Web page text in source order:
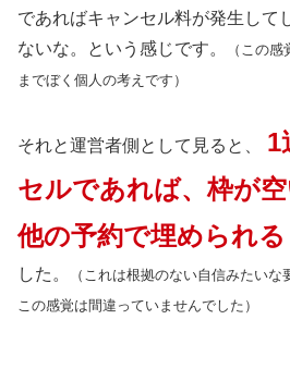
であればキャンセル料が発生して
ないな。という感じです。
（この
までぼく個人の考えです）
それと運営者側として見ると、
1
セルであれば、枠が
他の予約で埋められる
した。
（これは根拠のない自信みたい
この感覚は間違っていませんでした）